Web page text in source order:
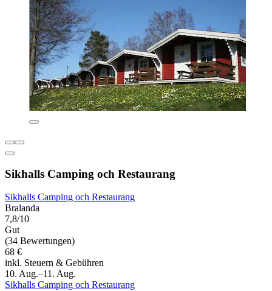
Sikhalls Camping och Restaurang
Sikhalls Camping och Restaurang
Bralanda
7,8/10
Gut
(34 Bewertungen)
68 €
inkl. Steuern & Gebühren
10. Aug.–11. Aug.
Sikhalls Camping och Restaurang